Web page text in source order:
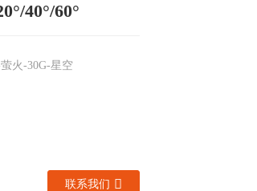
40°/60°
火-30G-星空
联系我们